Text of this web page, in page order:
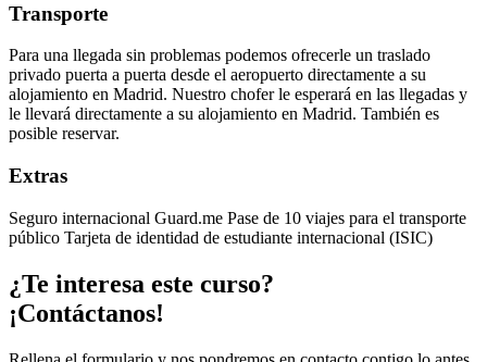
Transporte
Para una llegada sin problemas podemos ofrecerle un traslado
privado puerta a puerta desde el aeropuerto directamente a su
alojamiento en Madrid. Nuestro chofer le esperará en las llegadas y
le llevará directamente a su alojamiento en Madrid. También es
posible reservar.
Extras
Seguro internacional Guard.me Pase de 10 viajes para el transporte
público Tarjeta de identidad de estudiante internacional (ISIC)
¿Te interesa este curso?
¡Contáctanos!